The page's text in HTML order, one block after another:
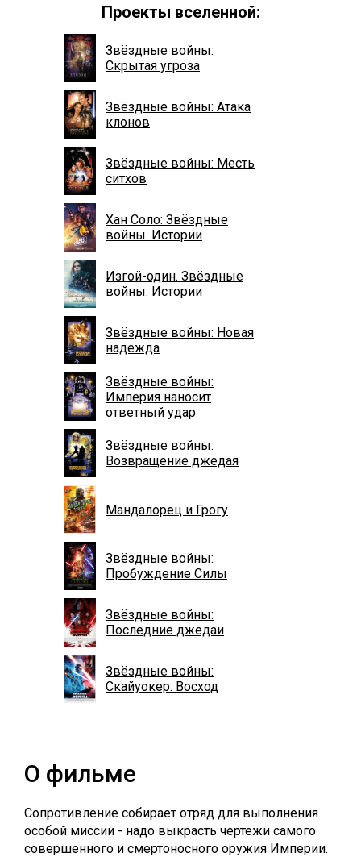
Проекты вселенной:
Звёздные войны:
Скрытая угроза
Звёздные войны: Атака
клонов
Звёздные войны: Месть
ситхов
Хан Соло: Звёздные
войны. Истории
Изгой-один. Звёздные
войны: Истории
Звёздные войны: Новая
надежда
Звёздные войны:
Империя наносит
ответный удар
Звёздные войны:
Возвращение джедая
Мандалорец и Грогу
Звёздные войны:
Пробуждение Силы
Звёздные войны:
Последние джедаи
Звёздные войны:
Скайуокер. Восход
О фильме
Сопротивление собирает отряд для выполнения
особой миссии - надо выкрасть чертежи самого
совершенного и смертоносного оружия Империи.